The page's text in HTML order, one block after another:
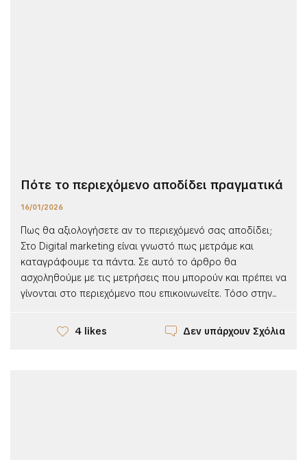
Πότε το περιεχόμενο αποδίδει πραγματικά
16/01/2026
Πως θα αξιολογήσετε αν το περιεχόμενό σας αποδίδει;
Στο Digital marketing είναι γνωστό πως μετράμε και
καταγράφουμε τα πάντα. Σε αυτό το άρθρο θα
ασχοληθούμε με τις μετρήσεις που μπορούν και πρέπει να
γίνονται στο περιεχόμενο που επικοινωνείτε. Τόσο στην...
4 likes Δεν υπάρχουν Σχόλια